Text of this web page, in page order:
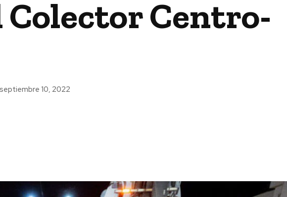
Colector Centro-
septiembre 10, 2022